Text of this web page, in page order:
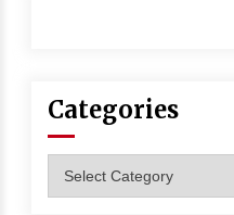
Categories